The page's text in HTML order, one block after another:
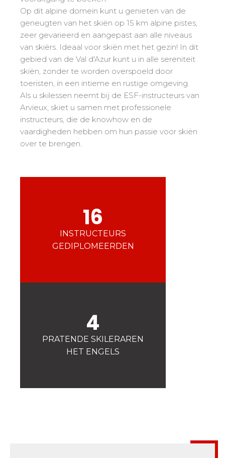
Savoie 83
Haute-Savoie
Isère 17
Zuiden van de Alpen 33
Massif Central 4
Pyreneeën 20
Jura 6
Vosges 4
Corsica 1
Vanaf de Kleine Beer tot de Gouden Ster
Tieners en volwassenen
Alle niveaus
Prestaties
Zij aa zij staan met concurrenten
Tests freestyle
Kinderen en tieners
Voor alle "riders"
Onze kwalificaties
Veiligheid
Is voor ons een prioriteit!
Challenge des moniteurs
Nordic Skiercross
Les résultats par épreuves
Bank Slalom Boarder
Les résultats par épreuves
Qualification Stagiaires
Les résultats par épreuves
Op dit alpine domein kunt u genieten van de
geneugten van het skiën op 15 km alpine pistes,
zeer gevarieerd en aangepast aan alle niveaus
van skiërs. Ideaal voor skiën met het gezin! In dit
gebied van de Val d'Azur kunt u in alle sereniteit
skiën, zonder te worden overspoeld door
toeristen, in een intieme en rustige omgeving.
Als u skilessen neemt bij de ESF-instructeurs van
Arvieux, skiet u samen met professionele
instructeurs, die de knowhow en de
vaardigheden hebben om hun passie voor skiën
over te brengen.
16
INSTRUCTEURS
GEDIPLOMEERDEN
4
PRATENDE SKILERAREN
HET ENGELS